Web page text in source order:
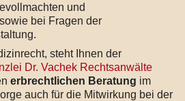
und
bei Fragen der
steht Ihnen der
Dr. Vachek Rechtsanwälte
erbrechtlichen Beratung im
auch für die Mitwirkung bei der